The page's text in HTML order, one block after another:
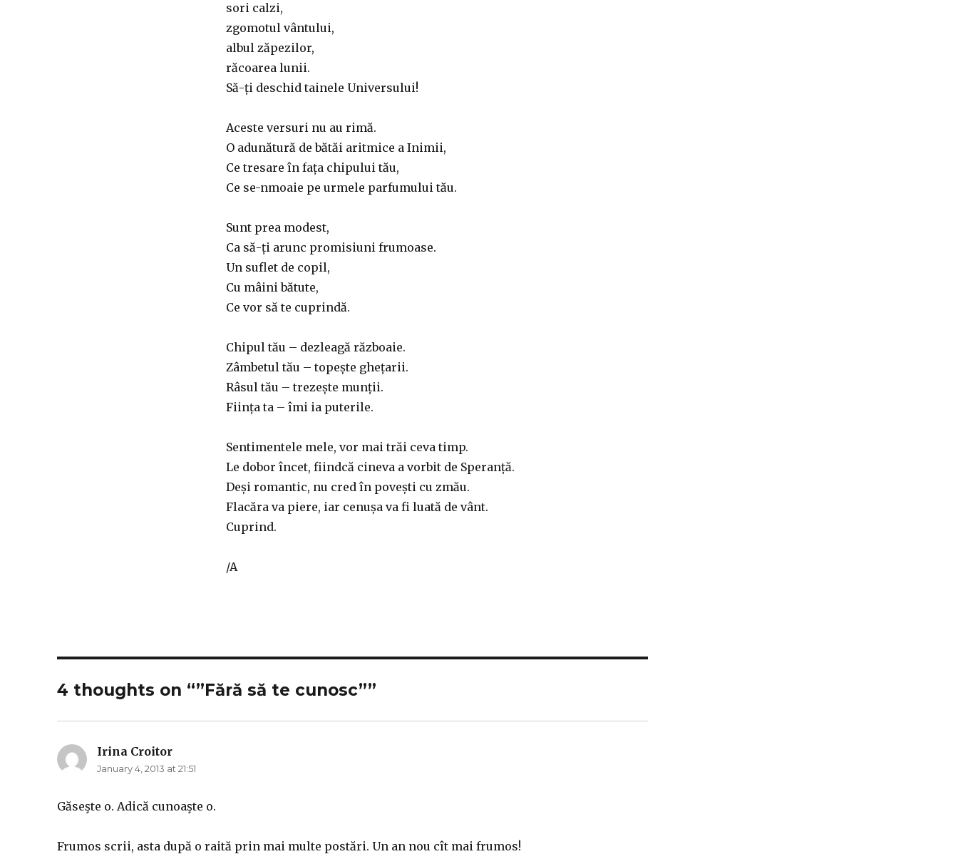
sori calzi,
zgomotul vântului,
albul zăpezilor,
răcoarea lunii.
Să-ți deschid tainele Universului!
Aceste versuri nu au rimă.
O adunătură de bătăi aritmice a Inimii,
Ce tresare în fața chipului tău,
Ce se-nmoaie pe urmele parfumului tău.
Sunt prea modest,
Ca să-ți arunc promisiuni frumoase.
Un suflet de copil,
Cu mâini bătute,
Ce vor să te cuprindă.
Chipul tău – dezleagă războaie.
Zâmbetul tău – topește ghețarii.
Râsul tău – trezește munții.
Ființa ta – îmi ia puterile.
Sentimentele mele, vor mai trăi ceva timp.
Le dobor încet, fiindcă cineva a vorbit de Speranță.
Deși romantic, nu cred în povești cu zmău.
Flacăra va piere, iar cenușa va fi luată de vânt.
Cuprind.
/A
4 thoughts on “”Fără să te cunosc””
Irina Croitor
January 4, 2013 at 21:51
Găseşte o. Adică cunoaşte o.
Frumos scrii, asta după o raită prin mai multe postări. Un an nou cît mai frumos!